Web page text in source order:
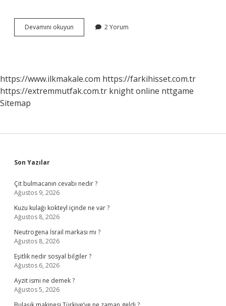
Devamını okuyun
Bizi
2 Yorum
https://www.ilkmakale.com https://farkihisset.com.tr
https://extremmutfak.com.tr knight online nttgame
Sitemap
Sidebar
Son Yazılar
Çit bulmacanın cevabı nedir ?
Ağustos 9, 2026
Kuzu kulağı kokteyl içinde ne var ?
Ağustos 8, 2026
Neutrogena İsrail markası mı ?
Ağustos 8, 2026
Eşitlik nedir sosyal bilgiler ?
Ağustos 6, 2026
Ayzit ismi ne demek ?
Ağustos 5, 2026